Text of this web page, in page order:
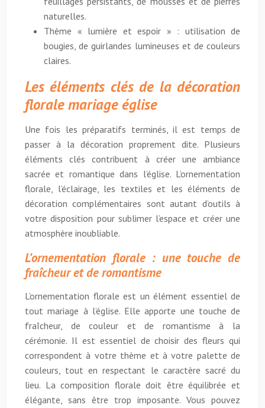
naturelles.
Thème « lumière et espoir » : utilisation de
bougies, de guirlandes lumineuses et de couleurs
claires.
Les éléments clés de la décoration
florale mariage église
Une fois les préparatifs terminés, il est temps de
passer à la décoration proprement dite. Plusieurs
éléments clés contribuent à créer une ambiance
sacrée et romantique dans l’église. L’ornementation
florale, l’éclairage, les textiles et les éléments de
décoration complémentaires sont autant d’outils à
votre disposition pour sublimer l’espace et créer une
atmosphère inoubliable.
L’ornementation florale : une touche de
fraîcheur et de romantisme
L’ornementation florale est un élément essentiel de
tout mariage à l’église. Elle apporte une touche de
fraîcheur, de couleur et de romantisme à la
cérémonie. Il est essentiel de choisir des fleurs qui
correspondent à votre thème et à votre palette de
couleurs, tout en respectant le caractère sacré du
lieu. La composition florale doit être équilibrée et
élégante, sans être trop imposante. Vous pouvez